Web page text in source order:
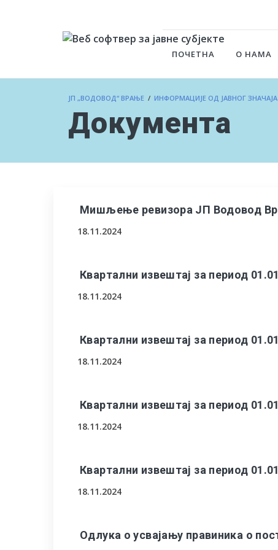
ПОЧЕТНА О НАМА
ЈП „ВОДОВОД“ ВРАЊЕ / ИНФОРМАЦИЈЕ ОД ЈАВНОГ ЗНАЧАЈА
Документа
Мишљење ревизора ЈП Водовод
18.11.2024
Квартални извештај за период
18.11.2024
Квартални извештај за период
18.11.2024
Квартални извештај за период
18.11.2024
Квартални извештај за период
18.11.2024
Одлука о усвајању правиника о